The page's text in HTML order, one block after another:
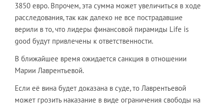
3850 евро. Впрочем, эта сумма может увеличиться в ходе
расследования, так как далеко не все пострадавшие
верили в то, что лидеры финансовой пирамиды Life is
good будут привлечены к ответственности.
В ближайшее время ожидается санкция в отношении
Марии Лаврентьевой.
Если её вина будет доказана в суде, то Лаврентьевой
может грозить наказание в виде ограничения свободы на